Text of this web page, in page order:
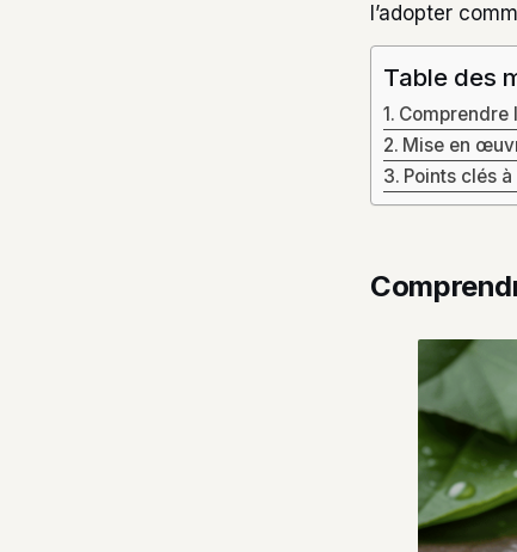
l’adopter
Table des
Comprendre
Mise en
Points clés